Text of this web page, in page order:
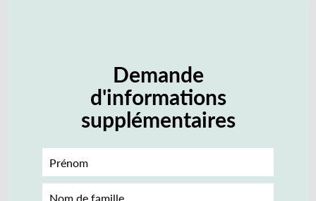
Demande
d'informations
supplémentaires